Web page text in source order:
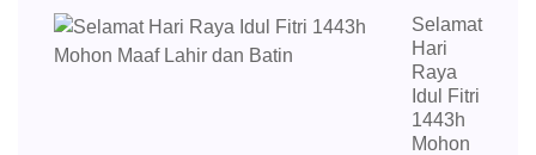
Selamat
Hari
Raya
Idul Fitri
1443h
Mohon